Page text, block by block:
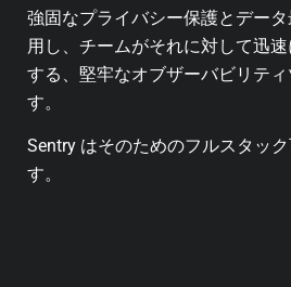
強固なプライバシー保護とデー
用し、チームがそれに対して迅
する、堅牢なオブザーバビリテ
す。
Sentry はそのためのフルスタッ
す。